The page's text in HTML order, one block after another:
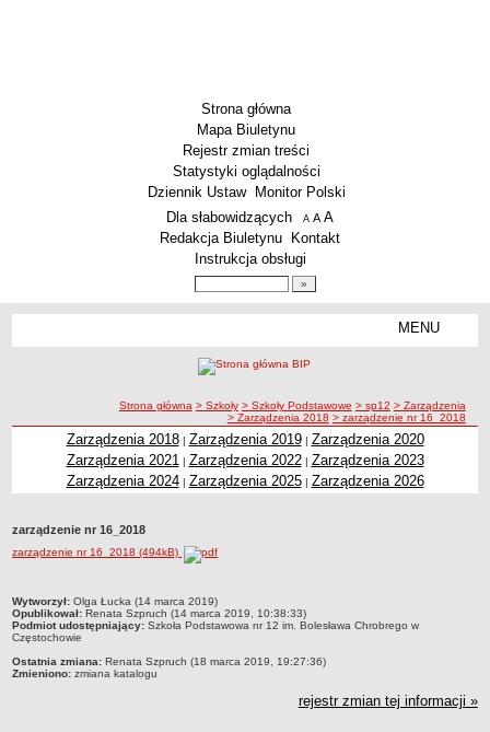
Strona główna
Mapa Biuletynu
Rejestr zmian treści
Statystyki oglądalności
Dziennik Ustaw
Monitor Polski
Menu dodatkowe
Dla słabowidzących A pomniejsz czcionkę
A standardowy rozmiar czcionki
A
Redakcja Biuletynu
Kontakt
Instrukcja obsługi
MENU
Zespoły Szkół
Techniczne Zakłady Naukowe
PRZEDSZKOLA
ARCHIWUM SZKÓŁ I PLACÓWEK
Zlikwidowane gimnazja
Wielofunkcyjna Placówka
SPECJALNE OŚRODKI SZKOLNO-WYCHOWAWCZE
Specjalny Ośrodek nr 1
ścieżka nawigacji
Strona główna > Szkoły > Szkoły Podstawowe > sp12 > Zarządzenia
> Zarządzenia 2018 > zarządzenie nr 16_2018
Zarządzenia 2018| Zarządzenia 2019| Zarządzenia 2020
Zarządzenia 2021 | Zarządzenia 2022| Zarządzenia 2023
Zarządzenia 2024| Zarządzenia 2025| Zarządzenia 2026
zarządzenie nr 16_2018
zarządzenie nr 16_2018 (494kB)
metryczka
Wytworzył: Olga Łucka (14 marca 2019)
Opublikował: Renata Szpruch (14 marca 2019, 10:38:33)
Podmiot udostępniający: Szkoła Podstawowa nr 12 im. Bolesława Chrobrego w
Częstochowie
Ostatnia zmiana: Renata Szpruch (18 marca 2019, 19:27:36)
Zmieniono: zmiana katalogu
rejestr zmian tej informacji »